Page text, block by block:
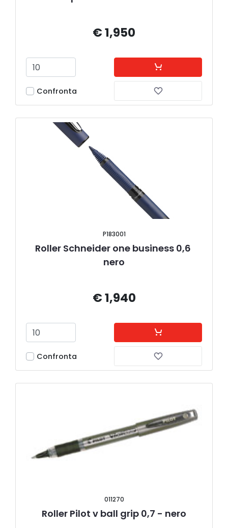
€ 1,950
Confronta
P183001
Roller Schneider one business 0,6
nero
€ 1,940
Confronta
011270
Roller Pilot v ball grip 0,7 - nero